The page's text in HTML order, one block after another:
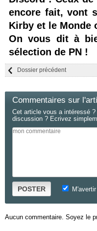
encore fait, vont
Kirby et le Monde
On vous dit à
sélection de PN !
Dossier précédent
Commentaires sur
Cet article vous a intéressé
discussion ? Ecrivez
POSTER
Aucun commentaire. Soyez le